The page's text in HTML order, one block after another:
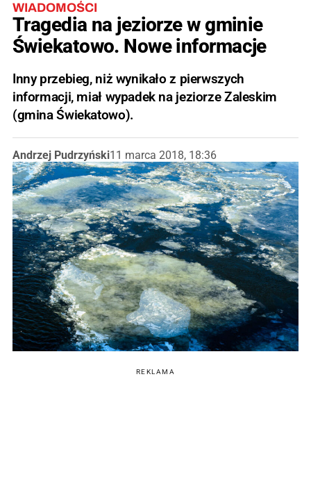
WIADOMOŚCI
Tragedia na jeziorze w gminie
Świekatowo. Nowe informacje
Inny przebieg, niż wynikało z pierwszych
informacji, miał wypadek na jeziorze Zaleskim
(gmina Świekatowo).
Andrzej Pudrzyński11 marca 2018, 18:36
REKLAMA